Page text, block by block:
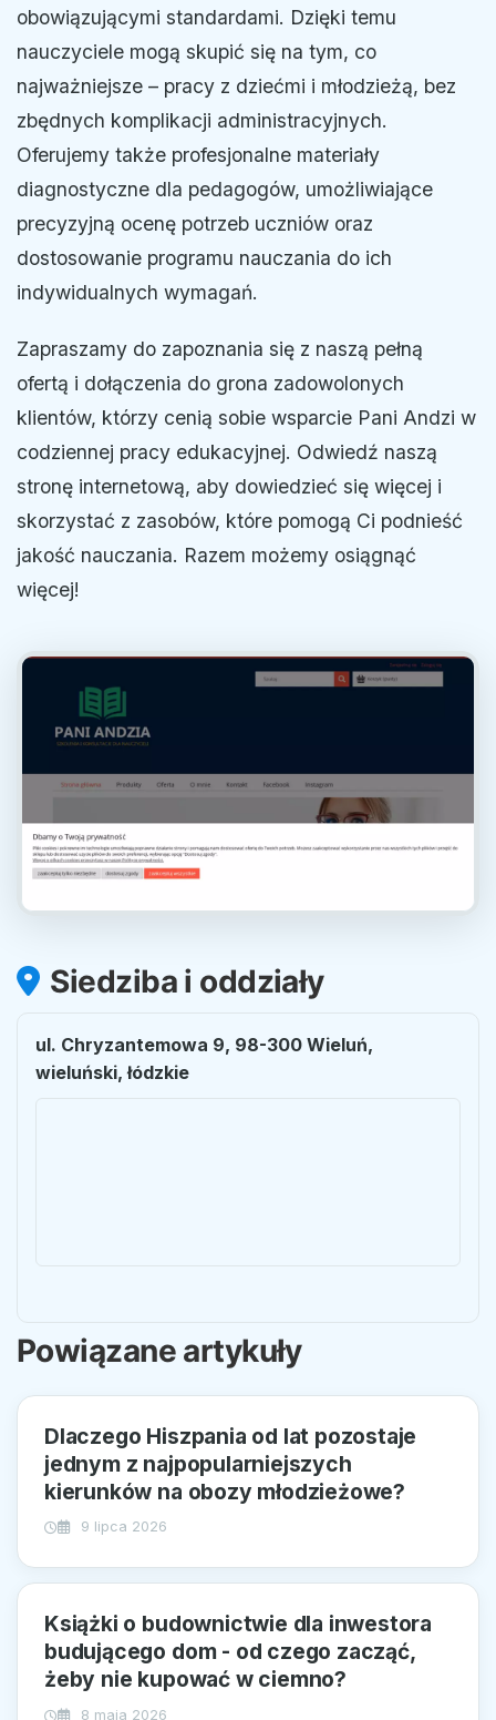
obowiązującymi standardami. Dzięki temu
nauczyciele mogą skupić się na tym, co
najważniejsze – pracy z dziećmi i młodzieżą, bez
zbędnych komplikacji administracyjnych.
Oferujemy także profesjonalne materiały
diagnostyczne dla pedagogów, umożliwiające
precyzyjną ocenę potrzeb uczniów oraz
dostosowanie programu nauczania do ich
indywidualnych wymagań.
Zapraszamy do zapoznania się z naszą pełną
ofertą i dołączenia do grona zadowolonych
klientów, którzy cenią sobie wsparcie Pani Andzi w
codziennej pracy edukacyjnej. Odwiedź naszą
stronę internetową, aby dowiedzieć się więcej i
skorzystać z zasobów, które pomogą Ci podnieść
jakość nauczania. Razem możemy osiągnąć
więcej!
Siedziba i oddziały
ul. Chryzantemowa 9, 98-300 Wieluń,
wieluński, łódzkie
Powiązane artykuły
Dlaczego Hiszpania od lat pozostaje
jednym z najpopularniejszych
kierunków na obozy młodzieżowe?
9 lipca 2026
Książki o budownictwie dla inwestora
budującego dom - od czego zacząć,
żeby nie kupować w ciemno?
8 maja 2026